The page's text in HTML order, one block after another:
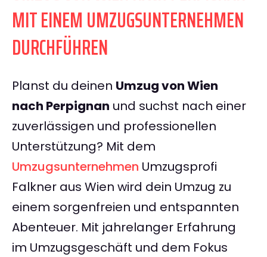
MIT EINEM UMZUGSUNTERNEHMEN
DURCHFÜHREN
Planst du deinen Umzug von Wien
nach Perpignan und suchst nach einer
zuverlässigen und professionellen
Unterstützung? Mit dem
Umzugsunternehmen Umzugsprofi
Falkner aus Wien wird dein Umzug zu
einem sorgenfreien und entspannten
Abenteuer. Mit jahrelanger Erfahrung
im Umzugsgeschäft und dem Fokus